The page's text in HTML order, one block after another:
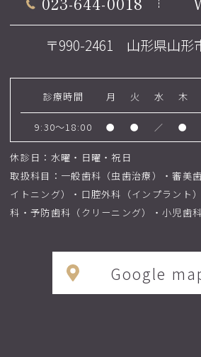
〒990-2461 山形県山形
診療時間 月 火 水 木
9:30～18:00 ● ● ／ ●
休診日：水曜・日曜・祝日
取扱科目：一般歯科（虫歯治療）・審美
イトニング）・口腔外科（インプラント
科・予防歯科（クリーニング）・小児歯科
Google